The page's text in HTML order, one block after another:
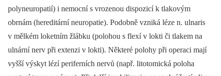
polyneuropatií) i nemocní s vrozenou dispozicí k tlakovým
obrnám (hereditární neuropatie). Podobně vzniká léze n. ulnaris
v mělkém loketním žlábku (polohou s flexí v lokti či tlakem na
ulnární nerv při extenzi v lokti). Některé polohy při operaci mají
vyšší výskyt lézí periferních nervů (např. litotomická poloha